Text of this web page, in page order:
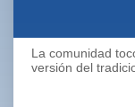
La comunidad
versión del